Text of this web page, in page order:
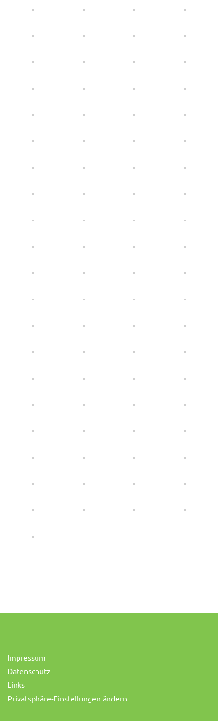
Impressum
Datenschutz
Links
Privatsphäre-Einstellungen ändern